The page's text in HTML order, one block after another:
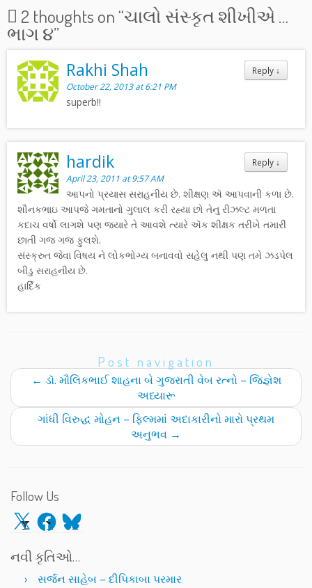
2 thoughts on “ચાલો સંસ્કૃત શીખીએ …
ભાગ ૪”
Reply ↓
Rakhi Shah
October 22, 2013 at 6:21 PM
superb!!
Reply ↓
hardik
April 23, 2011 at 9:57 AM
આપનો પ્રયાસ સરાહનીય છે. શીક્ષણ ઍ આપવાની કળા છે.
શૌનકભાઇ આપજે ગમતાનો ગુલાલ કરી રહ્યા છો તેનુ રીઝલ્ટ મળતા
કદાચ વર્ષો લાગશે પણ જયારે તે આવશે ત્યારે ઍક શીક્ષક તરીખે તમારી
છાતી ગજ ગજ ફુલશે.
સંસ્ક્રુત જેવા વિષય ને લોકભોગ્ય બનાવવો સહેલુ નથી પણ તમે ઝડપેલ
બીડુ સરાહનીય છે.
હાર્દિક
Post navigation
← ડૉ. મૌલિકભાઈ શાહના બે ગુજરાતી વેબ રત્નો – જિજ્ઞેશ
અધ્યારૂ
ગાંધી વિરુદ્ધ મોહન – ફિલ્મમાં અદાકારીનો મારો પ્રથમ
અનુભવ →
Follow Us
X Facebook
Bluesky
નવી કૃતિઓ…
સર્જન સાહેબ – દીપિકાબા પરમાર